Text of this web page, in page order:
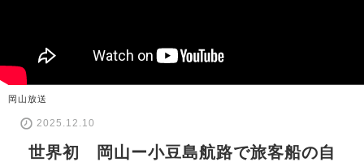
岡山放送
2025.12.10
世界初 岡山ー小豆島航路で旅客船の自